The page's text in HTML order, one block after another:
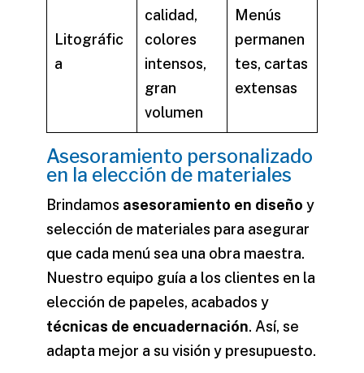
Litográfic
a
calidad,
colores
intensos,
gran
volumen
Menús
permanen
tes, cartas
extensas
Asesoramiento personalizado
en la elección de materiales
Brindamos asesoramiento en diseño y
selección de materiales para asegurar
que cada menú sea una obra maestra.
Nuestro equipo guía a los clientes en la
elección de papeles, acabados y
técnicas de encuadernación. Así, se
adapta mejor a su visión y presupuesto.